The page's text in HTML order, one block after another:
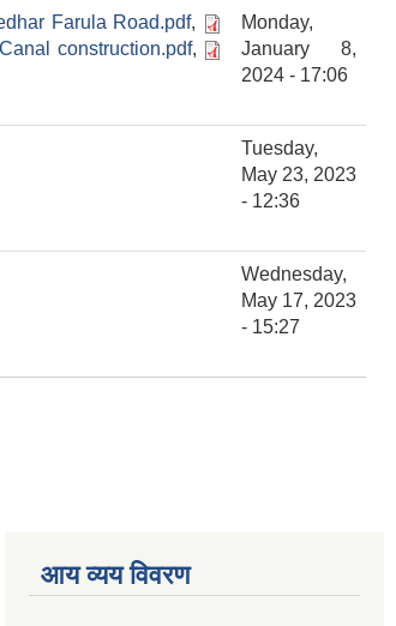
Farula Road.pdf,
construction.pdf,
Monday,
January 8,
2024 - 17:06
Tuesday,
May 23, 2023
- 12:36
Wednesday,
May 17, 2023
- 15:27
आय व्यय विवरण